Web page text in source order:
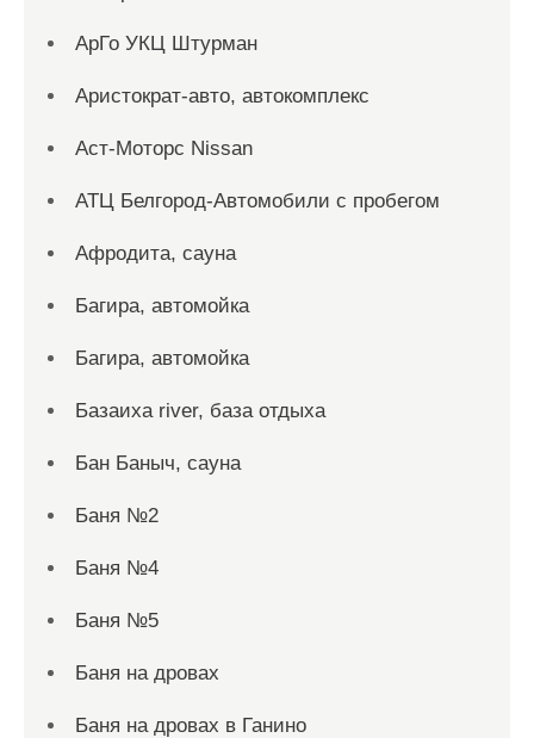
АрГо УКЦ Штурман
Аристократ-авто, автокомплекс
Аст-Моторс Nissan
АТЦ Белгород-Автомобили с пробегом
Афродита, сауна
Багира, автомойка
Багира, автомойка
Базаиха river, база отдыха
Бан Баныч, сауна
Баня №2
Баня №4
Баня №5
Баня на дровах
Баня на дровах в Ганино